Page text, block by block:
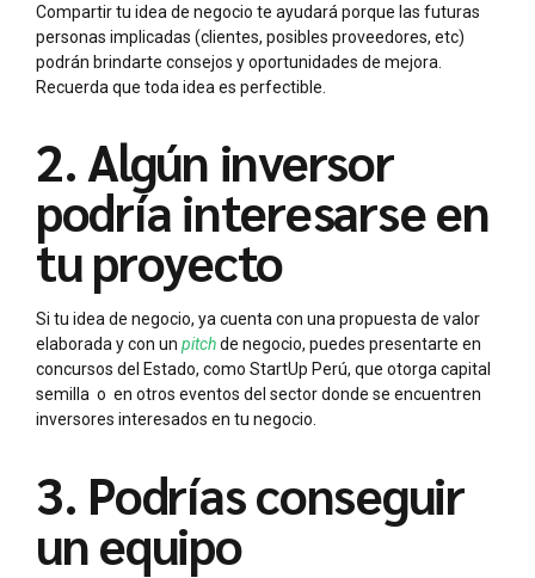
Compartir tu idea de negocio te ayudará porque las futuras
personas implicadas (clientes, posibles proveedores, etc)
podrán brindarte consejos y oportunidades de mejora.
Recuerda que toda idea es perfectible.
2. Algún inversor
podría interesarse en
tu proyecto
Si tu idea de negocio, ya cuenta con una propuesta de valor
elaborada y con un pitchde negocio, puedes presentarte en
concursos del Estado, como StartUp Perú, que otorga capital
semilla o en otros eventos del sector donde se encuentren
inversores interesados en tu negocio.
3. Podrías conseguir
un equipo